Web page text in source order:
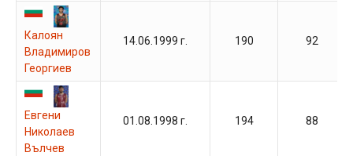
Калоян
Владимиров
Георгиев
14.06.1999 г. 190 92
Евгени
Николаев
Вълчев
01.08.1998 г. 194 88